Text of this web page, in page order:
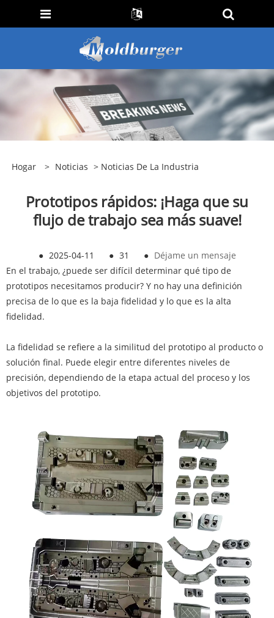
Hogar > Noticias > Noticias De La Industria
Prototipos rápidos: ¡Haga que su
flujo de trabajo sea más suave!
● 2025-04-11 ● 31 ● Déjame un mensaje
En el trabajo, ¿puede ser difícil determinar qué tipo de
prototipos necesitamos producir? Y no hay una definición
precisa de lo que es la baja fidelidad y lo que es la alta
fidelidad.
La fidelidad se refiere a la similitud del prototipo al producto o
solución final. Puede elegir entre diferentes niveles de
precisión, dependiendo de la etapa actual del proceso y los
objetivos del prototipo.